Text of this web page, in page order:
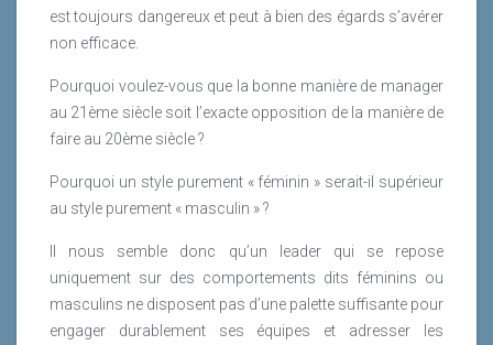
est toujours dangereux et peut à bien des égards s’avérer
non efficace.
Pourquoi voulez-vous que la bonne manière de manager
au 21ème siècle soit l’exacte opposition de la manière de
faire au 20ème siècle ?
Pourquoi un style purement « féminin » serait-il supérieur
au style purement « masculin » ?
Il nous semble donc qu’un leader qui se repose
uniquement sur des comportements dits féminins ou
masculins ne disposent pas d’une palette suffisante pour
engager durablement ses équipes et adresser les